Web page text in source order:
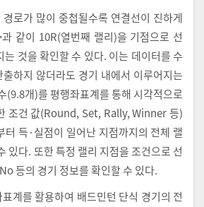
로가 많이 중첩될수록 연결선이 진하게
과 같이 10R(열번째 랠리)을 기점으로 선
는 것을 확인할 수 있다. 이는 데이터를 수
하지 않더라도 경기 내에서 이루어지는
(9.8개)를 평행좌표계를 통해 시각적으로
조건 값(Round, Set, Rally, Winner 등)
터 득·실점이 일어난 지점까지의 전체 랠
있다. 또한 특정 랠리 지점을 조건으로 선
등의 경기 정보를 확인할 수 있다.
계를 활용하여 배드민턴 단식 경기의 전